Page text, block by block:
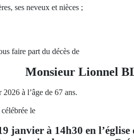
ses neveux et nièces ;
faire part du décès de
Monsieur Lionnel
à l’âge de 67 ans.
le
janvier à 14h30 en